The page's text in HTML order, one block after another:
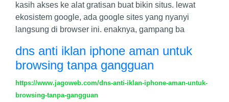
kasih akses ke alat gratisan buat bikin situs. lewat
ekosistem google, ada google sites yang nyanyi
langsung di browser ini. enaknya, gampang ba
dns anti iklan iphone aman untuk
browsing tanpa gangguan
https://www.jagoweb.com/dns-anti-iklan-iphone-aman-untuk-
browsing-tanpa-gangguan